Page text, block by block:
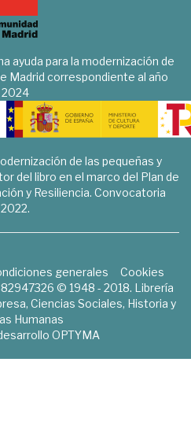
ayuda para la modernización de
Madrid correspondiente al año
2024
de las pequeñas y
del libro en el marco del Plan de
y Resiliencia. Convocatoria
2022.
generales
Cookies
© 1948 - 2018. Librería
Ciencias Sociales, Historia y
Humanas
OPTYMA